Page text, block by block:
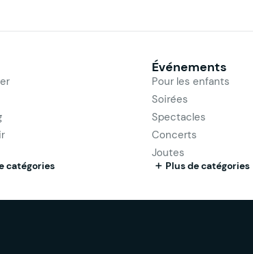
catégories
Événements
Pour les enfants
Soirées
Spectacles
Concerts
Joutes
Plus de catégories